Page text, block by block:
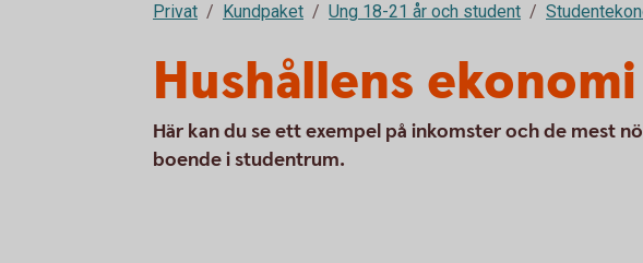
Privat Kundpaket Ung 18-21 år och student
Hushållens
Här kan du se ett exempel på inkomster och de mest
boende i studentrum.